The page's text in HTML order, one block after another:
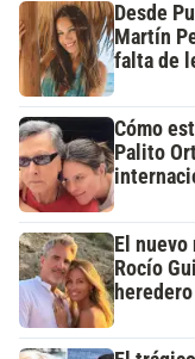
Desde
Martín
falta de
Cómo
Palito
El
Rocío